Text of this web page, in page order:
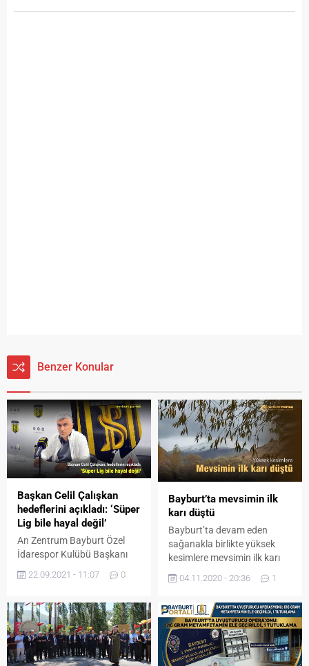
Benzer Konular
Başkan Celil Çalışkan
hedeflerini açıkladı: ‘Süper
Lig bile hayal değil’
An Zentrum Bayburt Özel
İdarespor Kulübü Başkanı
Celil Çalışkan, basın
mensuplarına önemli
Kulüp tesislerinde Bayburt
basını ile bir araya gelen
Başkan Celil Çalışkan,
hedeflerinin şampiyon olarak
22.09.2021 - 11:07 0
Bayburt’ta mevsimin ilk
karı düştü
Bayburt’ta devam eden
sağanakla birlikte yüksek
kesimlere mevsimin ilk karı
iyiden iyiye hissettirdiği son
sağanak, Bayburt’ta etkisini
yüksek kesimlerde kara
çevirdi. Bayburt’ta ve
bölgede hava sıcaklıkları
04.11.2020 - 20:36 1